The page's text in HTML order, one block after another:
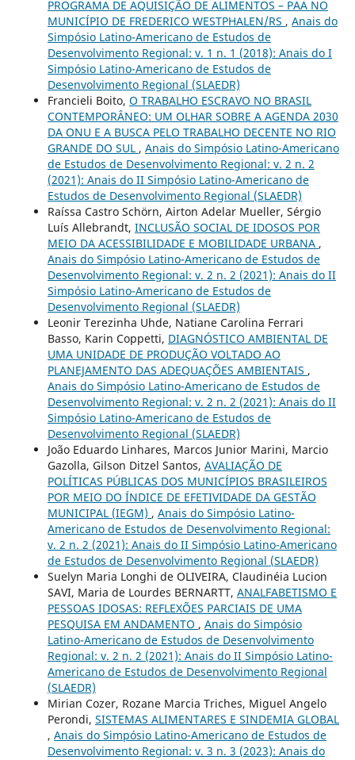
PROGRAMA DE AQUISIÇÃO DE ALIMENTOS – PAA NO
MUNICÍPIO DE FREDERICO WESTPHALEN/RS , Anais do
Simpósio Latino-Americano de Estudos de
Desenvolvimento Regional: v. 1 n. 1 (2018): Anais do I
Simpósio Latino-Americano de Estudos de
Desenvolvimento Regional (SLAEDR)
Francieli Boito, O TRABALHO ESCRAVO NO BRASIL
CONTEMPORÂNEO: UM OLHAR SOBRE A AGENDA 2030
DA ONU E A BUSCA PELO TRABALHO DECENTE NO RIO
GRANDE DO SUL , Anais do Simpósio Latino-Americano
de Estudos de Desenvolvimento Regional: v. 2 n. 2
(2021): Anais do II Simpósio Latino-Americano de
Estudos de Desenvolvimento Regional (SLAEDR)
Raíssa Castro Schörn, Airton Adelar Mueller, Sérgio
Luís Allebrandt, INCLUSÃO SOCIAL DE IDOSOS POR
MEIO DA ACESSIBILIDADE E MOBILIDADE URBANA ,
Anais do Simpósio Latino-Americano de Estudos de
Desenvolvimento Regional: v. 2 n. 2 (2021): Anais do II
Simpósio Latino-Americano de Estudos de
Desenvolvimento Regional (SLAEDR)
Leonir Terezinha Uhde, Natiane Carolina Ferrari
Basso, Karin Coppetti, DIAGNÓSTICO AMBIENTAL DE
UMA UNIDADE DE PRODUÇÃO VOLTADO AO
PLANEJAMENTO DAS ADEQUAÇÕES AMBIENTAIS ,
Anais do Simpósio Latino-Americano de Estudos de
Desenvolvimento Regional: v. 2 n. 2 (2021): Anais do II
Simpósio Latino-Americano de Estudos de
Desenvolvimento Regional (SLAEDR)
João Eduardo Linhares, Marcos Junior Marini, Marcio
Gazolla, Gilson Ditzel Santos, AVALIAÇÃO DE
POLÍTICAS PÚBLICAS DOS MUNICÍPIOS BRASILEIROS
POR MEIO DO ÍNDICE DE EFETIVIDADE DA GESTÃO
MUNICIPAL (IEGM) , Anais do Simpósio Latino-
Americano de Estudos de Desenvolvimento Regional:
v. 2 n. 2 (2021): Anais do II Simpósio Latino-Americano
de Estudos de Desenvolvimento Regional (SLAEDR)
Suelyn Maria Longhi de OLIVEIRA, Claudinéia Lucion
SAVI, Maria de Lourdes BERNARTT, ANALFABETISMO E
PESSOAS IDOSAS: REFLEXÕES PARCIAIS DE UMA
PESQUISA EM ANDAMENTO , Anais do Simpósio
Latino-Americano de Estudos de Desenvolvimento
Regional: v. 2 n. 2 (2021): Anais do II Simpósio Latino-
Americano de Estudos de Desenvolvimento Regional
(SLAEDR)
Mirian Cozer, Rozane Marcia Triches, Miguel Angelo
Perondi, SISTEMAS ALIMENTARES E SINDEMIA GLOBAL
, Anais do Simpósio Latino-Americano de Estudos de
Desenvolvimento Regional: v. 3 n. 3 (2023): Anais do